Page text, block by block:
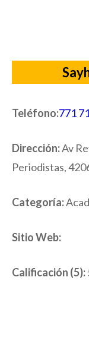
Teléfono:771
Dirección:Av
Periodistas,
Categoría:
Sitio Web:
Calificación (5):